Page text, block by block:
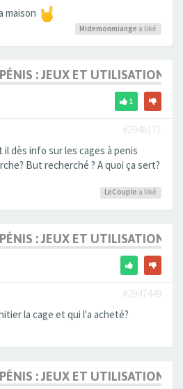
maison
Midemonmiange a liké
PÉNIS : JEUX ET UTILISATION,
1
#2946171
dès info sur les cages à penis
But recherché ? A quoi ça sert?
LeCouple a liké
PÉNIS : JEUX ET UTILISATION,
#2947449
la cage et qui l'a acheté?
PÉNIS : JEUX ET UTILISATION,